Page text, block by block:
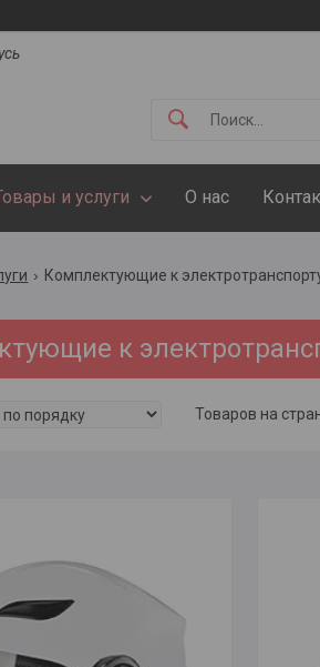
и услуги О нас
Комплектующие к
к